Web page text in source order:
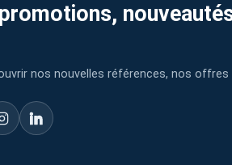
nos nouvelles références, nos